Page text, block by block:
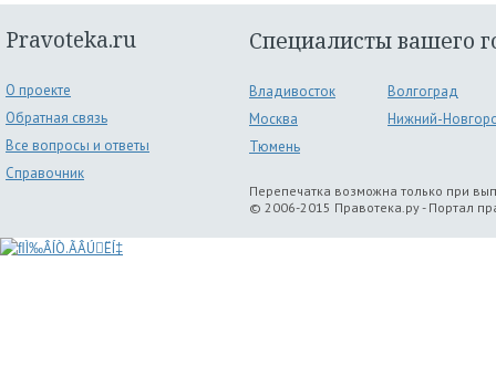
Pravoteka.ru
О проекте
Обратная связь
Все вопросы и ответы
Справочник
Специалисты вашего
Владивосток
Волгоград
Москва
Нижний-
Тюмень
Перепечатка возможна только при
© 2006-2015 Правотека.ру - Портал